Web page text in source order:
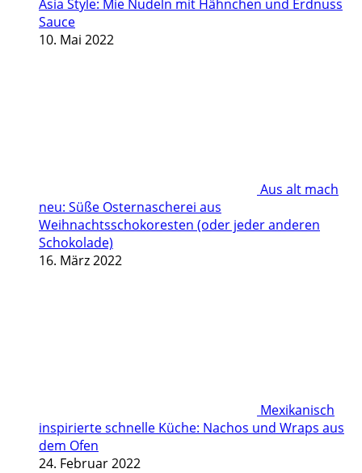
Asia Style: Mie Nudeln mit Hähnchen und Erdnuss
Sauce
10. Mai 2022
Aus alt mach
neu: Süße Osternascherei aus
Weihnachtsschokoresten (oder jeder anderen
Schokolade)
16. März 2022
Mexikanisch
inspirierte schnelle Küche: Nachos und Wraps aus
dem Ofen
24. Februar 2022